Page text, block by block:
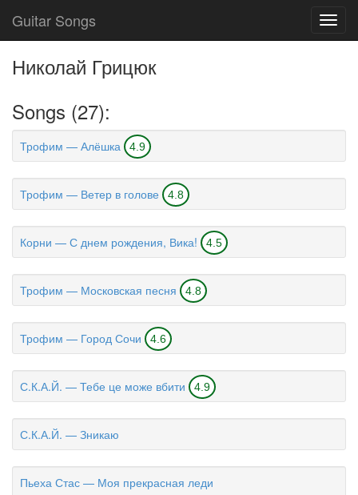
Guitar Songs
Николай Грицюк
Songs (27):
Трофим — Алёшка 4.9
Трофим — Ветер в голове 4.8
Корни — С днем рождения, Вика! 4.5
Трофим — Московская песня 4.8
Трофим — Город Сочи 4.6
С.К.А.Й. — Тебе це може вбити 4.9
С.К.А.Й. — Зникаю
Пьеха Стас — Моя прекрасная леди